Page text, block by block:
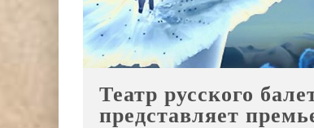
Театр русского
представляет